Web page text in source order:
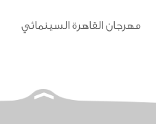
مهرجان القاهرة السينمائي